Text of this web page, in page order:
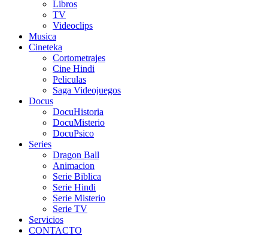
Libros
TV
Videoclips
Musica
Cineteka
Cortometrajes
Cine Hindi
Peliculas
Saga Videojuegos
Docus
DocuHistoria
DocuMisterio
DocuPsico
Series
Dragon Ball
Animacion
Serie Biblica
Serie Hindi
Serie Misterio
Serie TV
Servicios
CONTACTO